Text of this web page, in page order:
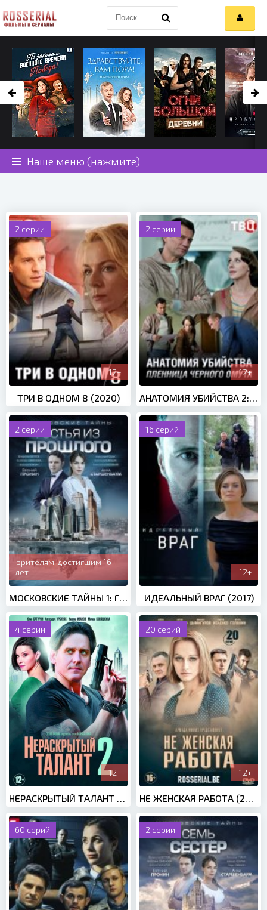
Наше меню (нажмите)
2 серии
12+
ТРИ В ОДНОМ 8 (2020)
2 серии
12+
2 серии
зрителям, достигшим 16
лет
МОСКОВСКИЕ ТАЙНЫ 1: ГОСТЬЯ ИЗ ПРОШЛОГО (2018)
16 серий
12+
ИДЕАЛЬНЫЙ ВРАГ (2017)
4 серии
12+
20 серий
12+
60 серий 2 серии